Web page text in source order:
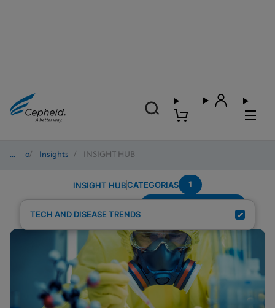
Início/ Insights / INSIGHT HUB
INSIGHT HUBCATEGORIAS 1
TECH AND DISEASE TRENDS